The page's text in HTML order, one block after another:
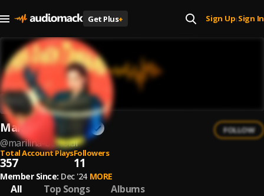
Get Plus+ Sign Up| Sign In
Marilina Bertoldi
@marilina-bertoldi
FOLLOW
Total Account Plays
357
Followers
11
Member Since: Dec '24 MORE
All Top Songs Albums